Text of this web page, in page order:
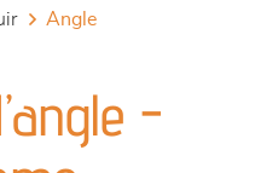
angle
-